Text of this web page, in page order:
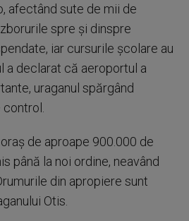
afectând sute de mii de
spre şi dinspre
iar cursurile şcolare au
a declarat că aeroportul a
uraganul spărgând
de aproape 900.000 de
până la noi ordine, neavând
din apropiere sunt
Otis.